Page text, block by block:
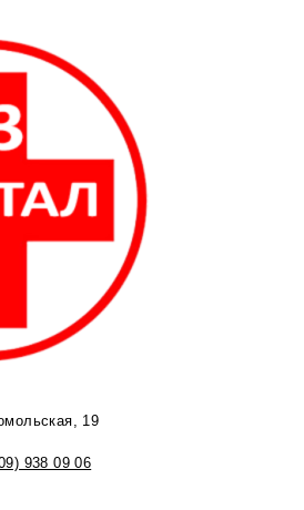
19
938 09 06